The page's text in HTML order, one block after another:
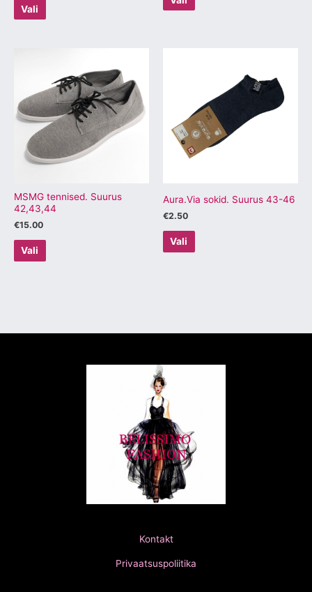
Vali
MSMG tennised. Suurus
42,43,44
€15.00
Vali
tootel
on
mitu
varianti.
Valikuid
saab
tootelehel.
Aura.Via sokid. Suurus 43-46
€2.50
Vali
mitu
varianti.
Valikuid
tootelehel.
Kontakt
Privaatsuspoliitika